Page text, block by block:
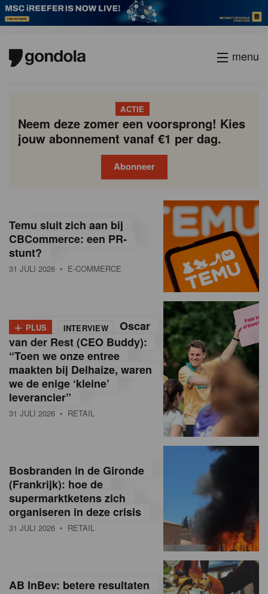
menu
ACTIE
Neem deze zomer een voorsprong! Kies
jouw abonnement vanaf €1 per dag.
Abonneer
o
n
d
a
M
a
g
a
n
e
Temu sluit zich aan bij
CBCommerce: een PR-
stunt?
31 JULI 2026 • E-COMMERCE
+ PLUS INTERVIEW
Oscar
van der Rest (CEO Buddy):
“Toen we onze entree
maakten bij Delhaize, waren
we de enige ‘kleine’
leverancier”
31 JULI 2026 • RETAIL
Bosbranden in de Gironde
(Frankrijk): hoe de
supermarktketens zich
organiseren in deze crisis
31 JULI 2026 • RETAIL
AB InBev: betere resultaten